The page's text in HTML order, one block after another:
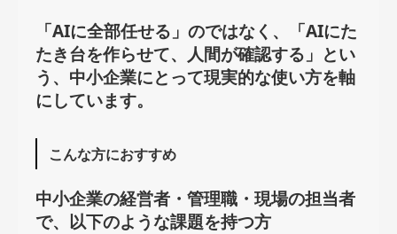
「AIに全部任せる」のではなく、「AIにた
たき台を作らせて、人間が確認する」とい
う、中小企業にとって現実的な使い方を軸
にしています。
こんな方におすすめ
中小企業の経営者・管理職・現場の担当者
で、以下のような課題を持つ方